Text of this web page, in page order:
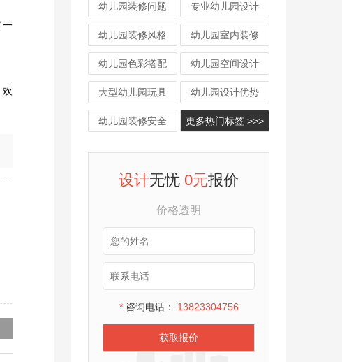
一
欢
幼儿园装修问题 专业幼儿园设计
幼儿园装修风格 幼儿园室内装修
幼儿园色彩搭配 幼儿园空间设计
大型幼儿园玩具 幼儿园设计优势
幼儿园装修安全 更多热门标签 >>>
设计无忧0元报价
价格透明
*咨询电话： 13823304756
获取报价